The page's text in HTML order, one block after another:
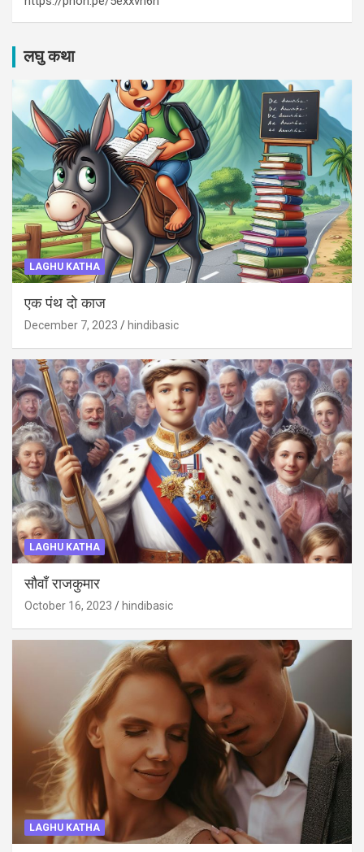
लघु कथा
LAGHU KATHA
एक पंथ दो काज
December 7, 2023 hindibasic
LAGHU KATHA
सौवाँ राजकुमार
October 16, 2023 hindibasic
LAGHU KATHA